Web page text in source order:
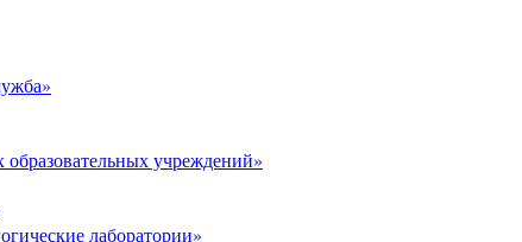
учреждений»
лаборатории»